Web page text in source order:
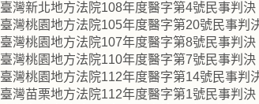
臺灣新北地方法院108年度醫字第4號民事判
臺灣桃園地方法院105年度醫字第20號民事判
臺灣桃園地方法院107年度醫字第8號民事判
臺灣桃園地方法院110年度醫字第7號民事判
臺灣桃園地方法院112年度醫字第14號民事判
臺灣苗栗地方法院112年度醫字第1號民事判